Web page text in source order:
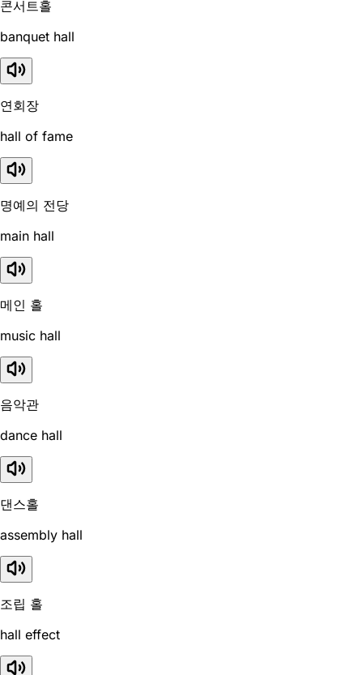
콘서트홀
banquet hall
연회장
hall of fame
명예의 전당
main hall
메인 홀
music hall
음악관
dance hall
댄스홀
assembly hall
조립 홀
hall effect